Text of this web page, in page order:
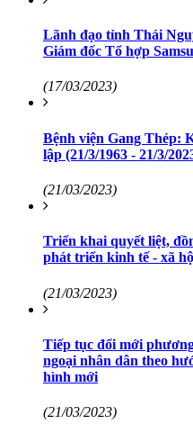
Lãnh đạo tỉnh Thái
Giám đốc Tổ hợp
(17/03/2023)
Bệnh viện Gang Thép:
lập (21/3/1963 - 21/3/
(21/03/2023)
Triển khai quyết liệt,
phát triển kinh tế - xã
(21/03/2023)
Tiếp tục đổi mới
ngoại nhân dân theo
hình mới
(21/03/2023)